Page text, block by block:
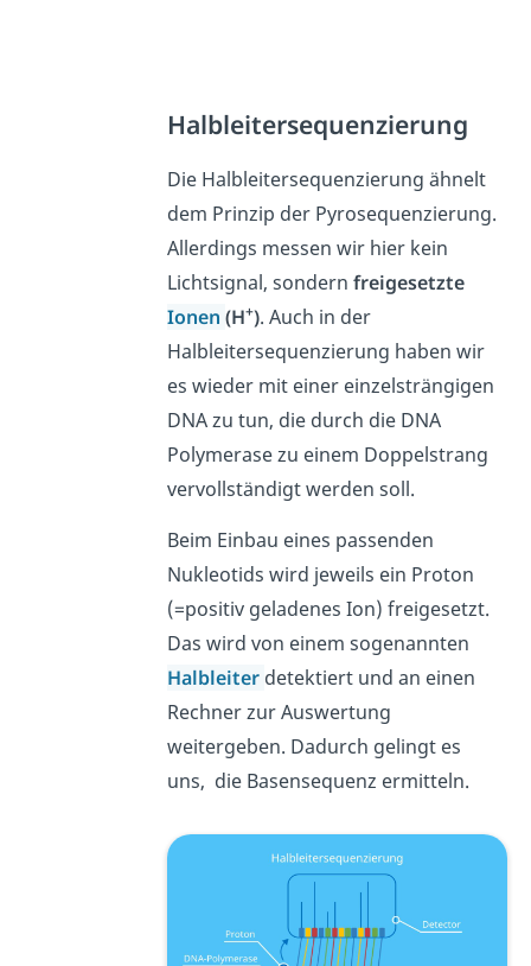
Halbleitersequenzierung
Die Halbleitersequenzierung ähnelt
dem Prinzip der Pyrosequenzierung.
Allerdings messen wir hier kein
Lichtsignal, sondernfreigesetzte
Ionen(H+). Auch in der
Halbleitersequenzierung haben wir
es wieder mit einer einzelsträngigen
DNA zu tun, die durch die DNA
Polymerase zu einem Doppelstrang
vervollständigt werden soll.
Beim Einbau eines passenden
Nukleotids wird jeweils ein Proton
(=positiv geladenes Ion) freigesetzt.
Das wird von einem sogenannten
Halbleiter detektiert und an einen
Rechner zur Auswertung
weitergeben. Dadurch gelingt es
uns, die Basensequenz ermitteln.